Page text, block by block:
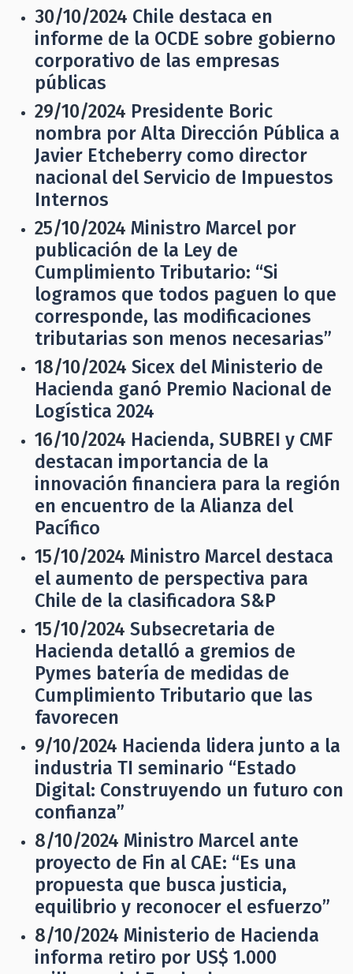
30/10/2024 Chile destaca en
informe de la OCDE sobre gobierno
corporativo de las empresas
públicas
29/10/2024 Presidente Boric
nombra por Alta Dirección Pública a
Javier Etcheberry como director
nacional del Servicio de Impuestos
Internos
25/10/2024 Ministro Marcel por
publicación de la Ley de
Cumplimiento Tributario: “Si
logramos que todos paguen lo que
corresponde, las modificaciones
tributarias son menos necesarias”
18/10/2024 Sicex del Ministerio de
Hacienda ganó Premio Nacional de
Logística 2024
16/10/2024 Hacienda, SUBREI y CMF
destacan importancia de la
innovación financiera para la región
en encuentro de la Alianza del
Pacífico
15/10/2024 Ministro Marcel destaca
el aumento de perspectiva para
Chile de la clasificadora S&P
15/10/2024 Subsecretaria de
Hacienda detalló a gremios de
Pymes batería de medidas de
Cumplimiento Tributario que las
favorecen
9/10/2024 Hacienda lidera junto a la
industria TI seminario “Estado
Digital: Construyendo un futuro con
confianza”
8/10/2024 Ministro Marcel ante
proyecto de Fin al CAE: “Es una
propuesta que busca justicia,
equilibrio y reconocer el esfuerzo”
8/10/2024 Ministerio de Hacienda
informa retiro por US$ 1.000